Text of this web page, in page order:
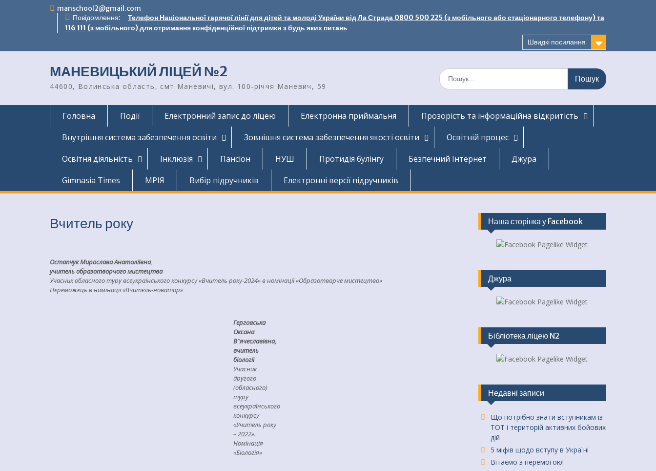
manschool2@gmail.com
Повідомлення:
Телефон Національної гарячої лінії для дітей та молоді України від Ла Страда 0800 500 225 (з мобільного або стаціонарного телефону) та
116 111 (з мобільного) для отримання конфіденційної підтримки з будь яких питань
Швидкі посилання
МАНЕВИЦЬКИЙ ЛІЦЕЙ №2
44600, Волинська область, смт Маневичі, вул. 100-річчя Маневич, 59
Шукати:
Головна Події Електронний запис до ліцею Електронна приймальня
Прозорість та інформаційна відкритість
Внутрішня система забезпечення освіти
Зовнішня система забезпечення якості освіти
Освітній процес
Освітня діяльність
Інклюзія Пансіон НУШ Протидія булінгу Безпечний Інтернет
Джура
Gimnasia Times
МРІЯ Вибір підручників Електронні версії підручників
Вчитель року
Остапчук Мирослава Анатоліївна,
учитель образотворчого мистецтва
Учасник обласного туру всеукраїнського конкурсу «Вчитель року-2024» в номінації «Образотворче мистецтво»
Переможець в номінації «Вчитель-новатор»
Герговська
Оксана
В“ячеславівна,
вчитель
біології
Учасник
другого
(обласного)
туру
всеукраїнського
конкурсу
«Учитель року
– 2022».
Номінація
«Біологія»
Наша сторінка у Facebook
Джура
Бібліотека ліцею N2
Недавні записи
Що потрібно знати вступникам із
ТОТ і територій активних бойових
дій
5 міфів щодо вступу в Україні
Вітаємо з перемогою!